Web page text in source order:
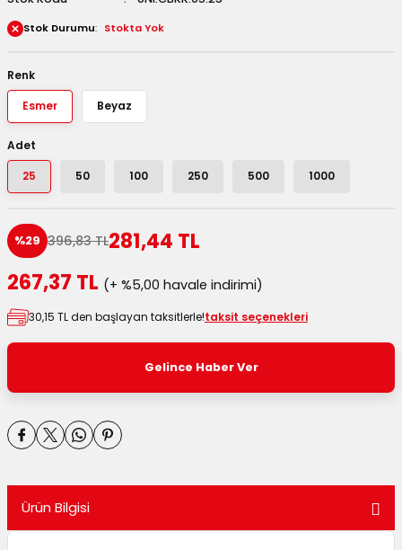
Kutuları
Kutuları
Masura Kapaklı
Stok Durumu Stokta Yok
Renk
Esmer Beyaz
Adet
25 50 100 250 500 1000
%29 396,83 TL281,44 TL
267,37 TL (+ %5,00 havale indirimi)
30,15 TL den başlayan taksitlerle!taksit seçenekleri
Gelince Haber Ver
Ürün Bilgisi